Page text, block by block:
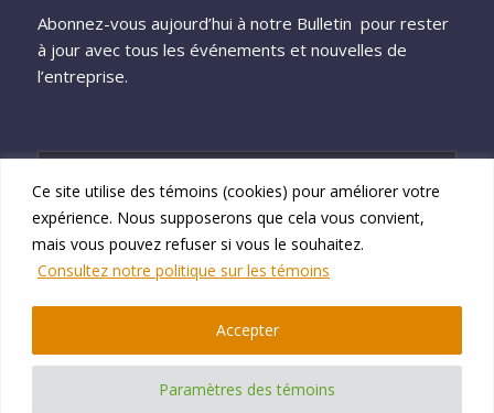
Ce site utilise des témoins (cookies) pour améliorer votre
expérience. Nous supposerons que cela vous convient,
mais vous pouvez refuser si vous le souhaitez.
Consultez notre politique sur les témoins
Paramètres des témoins
Accepter
Abonnez-vous aujourd’hui à notre Bulletin pour rester
à jour avec tous les événements et nouvelles de
l’entreprise.
S'inscrire
© 2026 Namtek Consulting Services